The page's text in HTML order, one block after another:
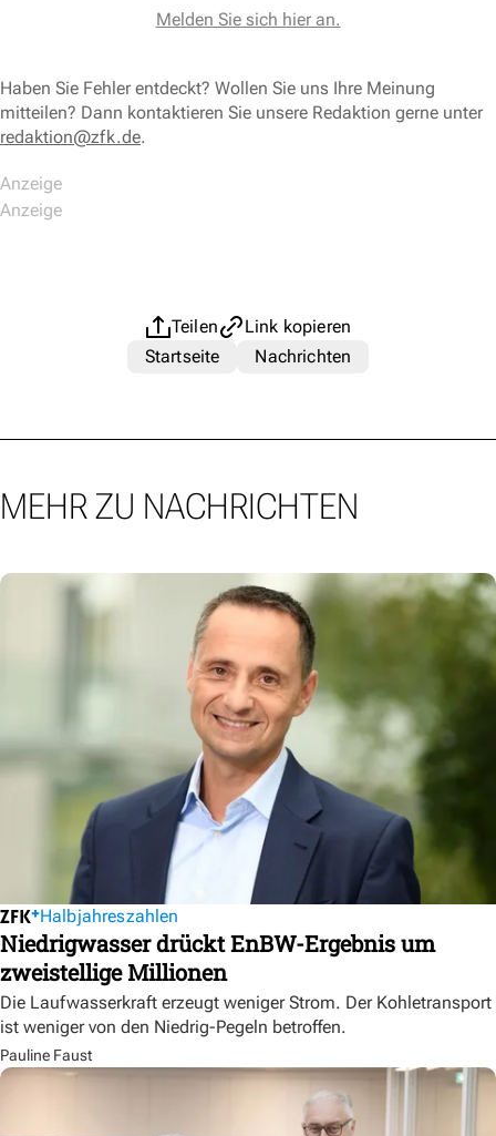
Melden Sie sich hier an.
Haben Sie Fehler entdeckt? Wollen Sie uns Ihre Meinung
mitteilen? Dann kontaktieren Sie unsere Redaktion gerne unter
redaktion@zfk.de.
Teilen
Link kopieren
Startseite
Nachrichten
MEHR ZU NACHRICHTEN
Halbjahreszahlen
Niedrigwasser drückt EnBW-Ergebnis um
zweistellige Millionen
Die Laufwasserkraft erzeugt weniger Strom. Der Kohletransport
ist weniger von den Niedrig-Pegeln betroffen.
Pauline Faust